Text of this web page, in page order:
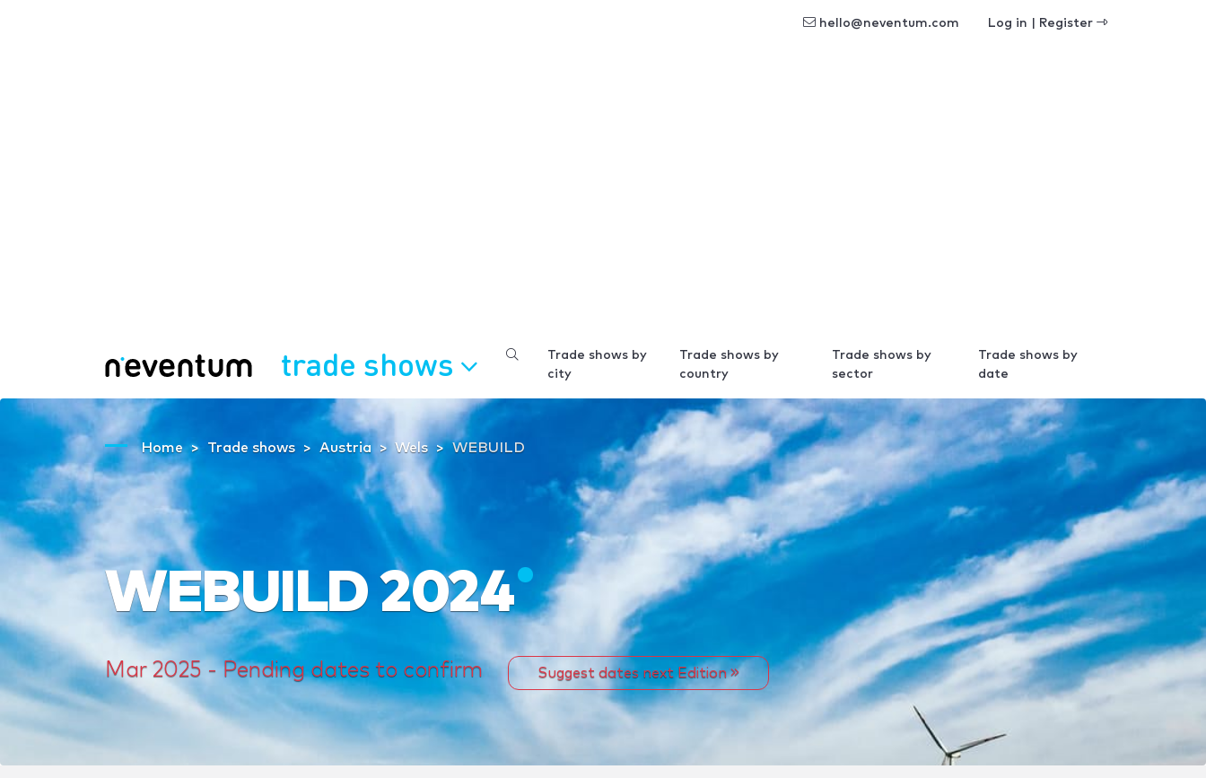
hello@neventum.com Log in | Register
trade shows
Trade shows by
city
Trade shows by
country
Trade shows by
sector
Trade shows by
date
Home Trade shows Austria Wels WEBUILD
WEBUILD 2024
Mar 2025 - Pending dates to confirm Suggest dates next Edition